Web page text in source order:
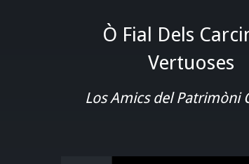
Ò Fial Dels
Vertuoses
Los Amics del Patrimòni